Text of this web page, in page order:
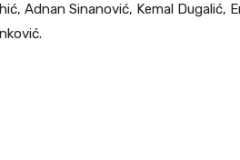
Adnan Sinanović, Kemal Dugalić,